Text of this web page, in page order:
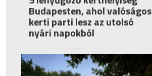
Budapesten, ahol valóságos
kerti parti lesz az utolsó
nyári napokból